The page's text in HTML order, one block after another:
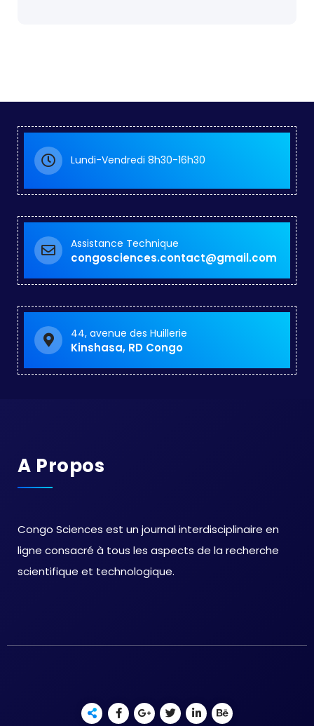
Lundi-Vendredi 8h30-16h30
Assistance Technique
congosciences.contact@gmail.com
44, avenue des Huillerie
Kinshasa, RD Congo
A Propos
Congo Sciences est un journal interdisciplinaire en
ligne consacré à tous les aspects de la recherche
scientifique et technologique.